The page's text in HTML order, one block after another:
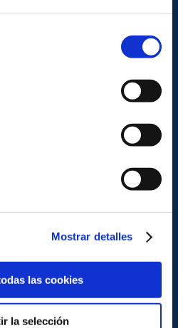
Mostrar detalles
las cookies
la selección